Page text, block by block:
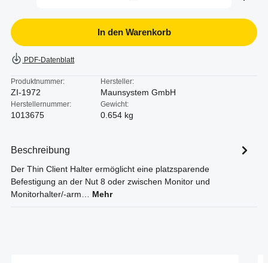
In den Warenkorb
PDF-Datenblatt
Produktnummer:
ZI-1972
Hersteller:
Maunsystem GmbH
Herstellernummer:
1013675
Gewicht:
0.654 kg
Beschreibung
Der Thin Client Halter ermöglicht eine platzsparende
Befestigung an der Nut 8 oder zwischen Monitor und
Monitorhalter/-arm… Mehr